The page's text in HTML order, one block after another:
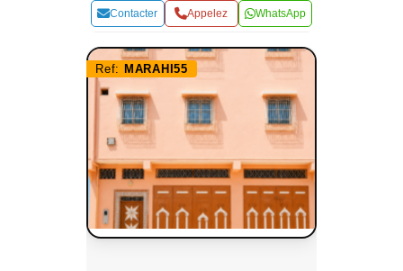
Contacter Appelez WhatsApp
Ref: MARAHI55